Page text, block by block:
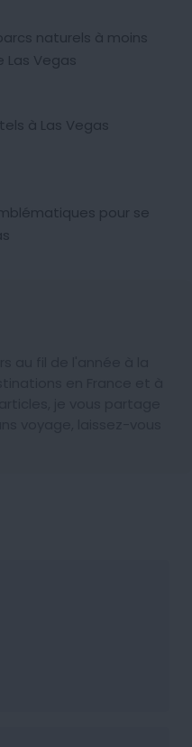
naturels à moins
Las Vegas
à Las Vegas
pour se